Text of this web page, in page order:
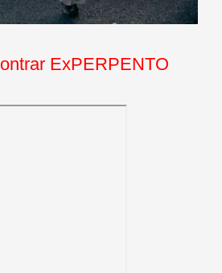
ExPERPENTO